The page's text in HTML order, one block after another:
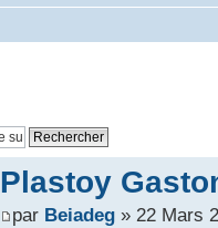
Plastoy
par Beiadeg» 22 Mars